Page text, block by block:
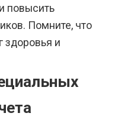
повысить
Помните, что
здоровья и